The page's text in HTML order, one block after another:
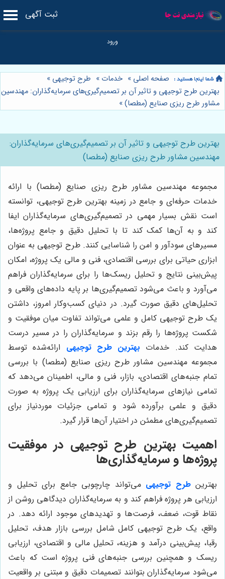
ثبت آگهی
صفحه اصلی » خدمات » طرح توجیهی »
بهترین طرح توجیهی و تاثیر آن بر تصمیم‌گیری‌های سرمایه‌گذاران: مهندسین
مشاور طرح ریزی صنایع (مطصا)»
بهترین طرح توجیهی و تاثیر آن بر تصمیم‌گیری‌های سرمایه‌گذاران:
مهندسین مشاور طرح ریزی صنایع (مطصا)
مجموعه مهندسین مشاور طرح ریزی صنایع (مطصا) با ارائه
خدمات حرفه‌ای و جامع در زمینه بهترین طرح توجیهی، توانسته
است نقش بسیار مهمی در تصمیم‌گیری‌های سرمایه‌گذاران ایفا
کند و به آن‌ها کمک کند تا با تحلیل دقیق و جامع پروژه‌ها،
مسیرهای سودآور و امن را شناسایی کنند. طرح توجیهی به عنوان
ابزاری حیاتی برای بررسی اقتصادی، فنی و مالی یک پروژه، امکان
پیش‌بینی نتایج و تحلیل ریسک‌ها را برای سرمایه‌گذاران فراهم
می‌آورد و باعث می‌شود تصمیم‌گیری‌ها بر پایه داده‌های واقعی و
تحلیل‌های دقیق صورت گیرد. در دنیای کسب‌وکار امروز، داشتن
یک طرح توجیهی کامل و علمی می‌تواند تفاوت میان موفقیت و
شکست پروژه‌ها را رقم بزند و سرمایه‌گذاران را در مسیر درست
هدایت کند. خدمات بهترین طرح توجیهی ارائه‌شده توسط
مجموعه مهندسین مشاور طرح ریزی صنایع (مطصا) با بررسی
تمام جنبه‌های اقتصادی، بازار، فنی و مالی، اطمینان می‌دهد که
تمامی نیازهای سرمایه‌گذاران برای ارزیابی یک پروژه به صورت
دقیق و علمی برآورده شود و تمامی جزئیات موردنیاز برای
تصمیم‌گیری‌های مطمئن در اختیار آن‌ها قرار گیرد.
اهمیت بهترین طرح توجیهی در موفقیت
پروژه‌ها و سرمایه‌گذاری‌ها
بهترینطرح توجیهی می‌تواند چارچوبی جامع برای تحلیل و
ارزیابی هر پروژه فراهم کند و به سرمایه‌گذاران دیدگاهی روشن از
نقاط قوت، ضعف، فرصت‌ها و تهدیدهای موجود ارائه دهد. در
واقع، یک طرح توجیهی کامل شامل بررسی بازار هدف، تحلیل
رقبا، پیش‌بینی درآمد و هزینه، تحلیل مالی و اقتصادی، ارزیابی
ریسک و همچنین بررسی جنبه‌های فنی پروژه است که باعث
می‌شود سرمایه‌گذاران بتوانند تصمیمات دقیق و مبتنی بر واقعیت